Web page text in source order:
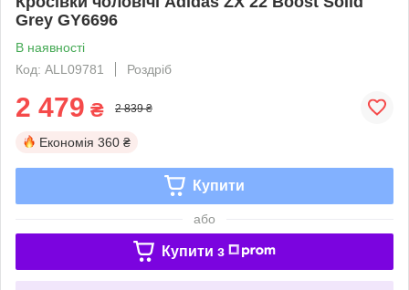
Grey GY6696
В наявності
Код: ALL09781
Роздріб
2 479 ₴ 2 839 ₴
Економія 360 ₴
Купити
або
Купити з